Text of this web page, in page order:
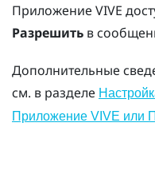
Приложение VIVE
Разрешить в
Дополнительные
см. в разделе
Приложение VIVE или